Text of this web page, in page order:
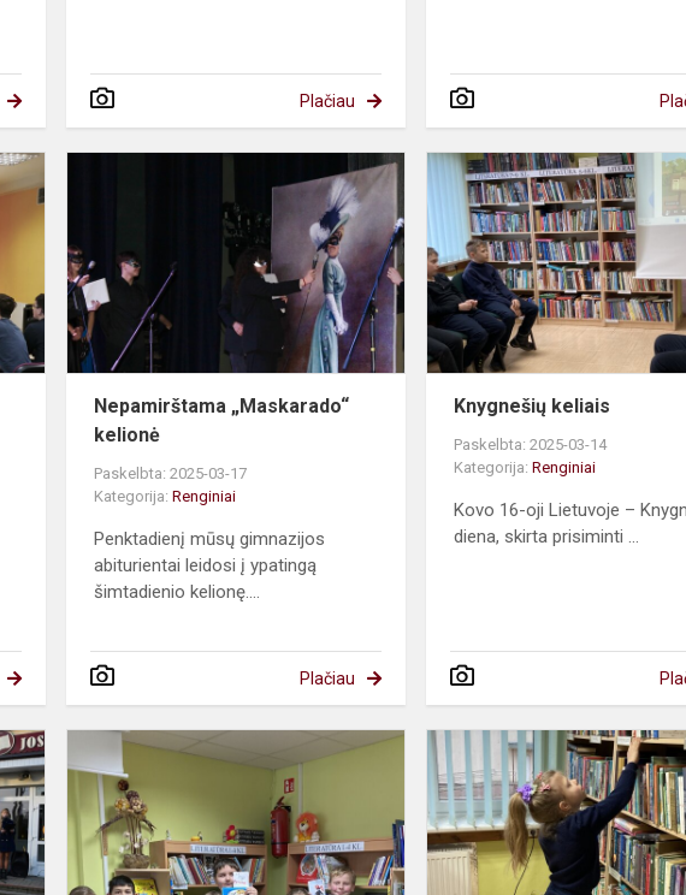
Plačiau
diena
kultūros
centre
Nepamirštama
„Maskarado“
kelionė
Nepamirštama „Maskarado“
kelionė
Paskelbta: 2025-03-17
Kategorija:Renginiai
Penktadienį mūsų gimnazijos
abiturientai leidosi į ypatingą
šimtadienio kelionę....
Plačiau
Knygnešių keliais
Paskelbta: 2025-03-14
Kategorija:Renginiai
Kovo 16-oji Lietuvoje –
diena, skirta prisiminti ...
Kovo
11-
oji
gimnazijoje
Skaitome,
kuriame,
dalinamės